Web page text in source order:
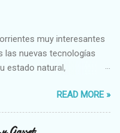
muy interesantes
las nuevas tecnologías
estado natural,
READ MORE »